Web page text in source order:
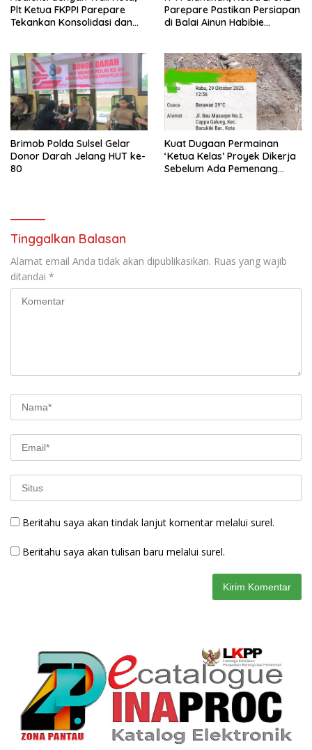
Plt Ketua FKPPI Parepare
Tekankan Konsolidasi dan
Parepare Pastikan Persiapan
di Balai Ainun Habibie
Brimob Polda Sulsel Gelar
Donor Darah Jelang HUT ke-
80
Kuat Dugaan Permainan
‘Ketua Kelas’ Proyek Dikerja
Sebelum Ada Pemenang
Tinggalkan Balasan
Alamat email Anda tidak akan dipublikasikan. Ruas yang wajib
ditandai *
Beritahu saya akan tindak lanjut komentar melalui surel.
Beritahu saya akan tulisan baru melalui surel.